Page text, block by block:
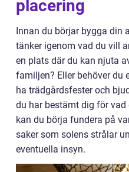
placering
Innan du börjar bygga din
tänker igenom vad du vill
en plats där du kan njuta
familjen? Eller behöver du
ha trädgårdsfester och
du har bestämt dig för
kan du börja fundera på
saker som solens strålar
eventuella insyn.